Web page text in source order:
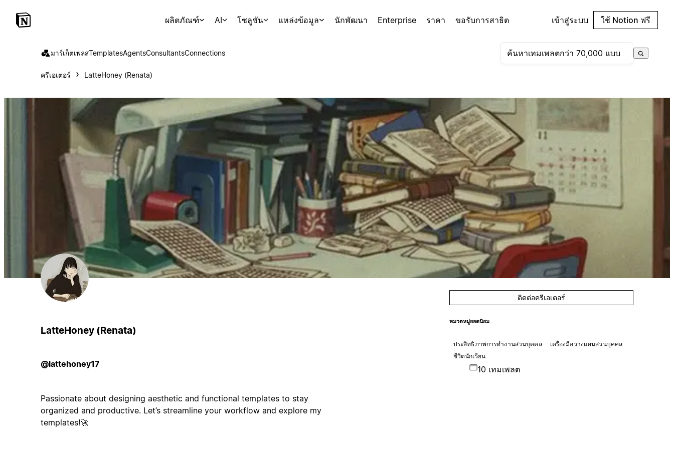
ผลิตภัณฑ์ AI โซลูชัน แหล่งข้อมูล นักพัฒนา Enterprise ราคา ขอรับการสาธิต เข้าสู่ระบบ ใช้ Notion ฟรี
มาร์เก็ตเพลสTemplatesAgentsConsultantsConnections
ครีเอเตอร์ LatteHoney (Renata)
LatteHoney (Renata)
@lattehoney17
Passionate about designing aesthetic and functional templates to stay
organized and productive. Let’s streamline your workflow and explore my
templates!🚀
ติดต่อครีเอเตอร์
หมวดหมู่ยอดนิยม
ประสิทธิภาพการทำงานส่วนบุคคล
เครื่องมือวางแผนส่วนบุคคล
ชีวิตนักเรียน
10 เทมเพลต